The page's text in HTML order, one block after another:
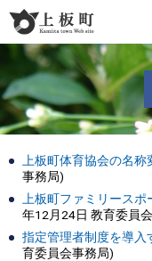
上板町体育協会の名
事務局)
上板町ファミリース
年12月24日 教育委員
指定管理者制度を導入
育委員会事務局)